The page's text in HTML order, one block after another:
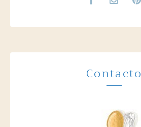
Contacto